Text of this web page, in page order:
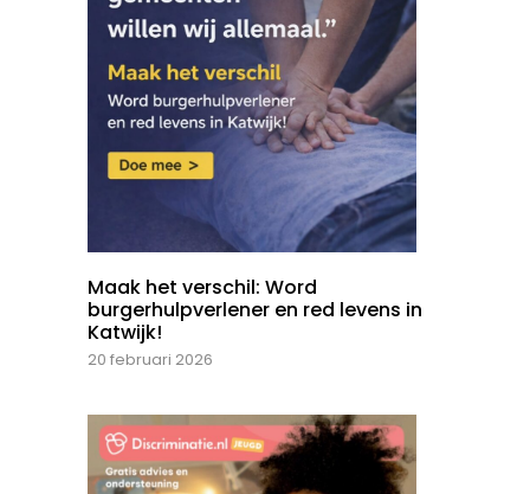
Maak het verschil: Word
burgerhulpverlener en red levens in
Katwijk!
20 februari 2026